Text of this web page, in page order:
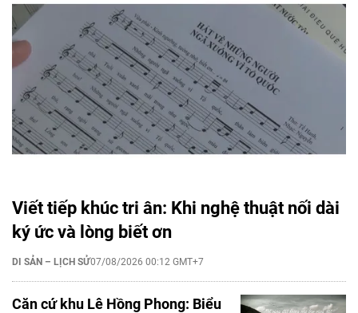
Viết tiếp khúc tri ân: Khi nghệ thuật nối dài
ký ức và lòng biết ơn
DI SẢN – LỊCH SỬ07/08/2026 00:12 GMT+7
Căn cứ khu Lê Hồng Phong: Biểu